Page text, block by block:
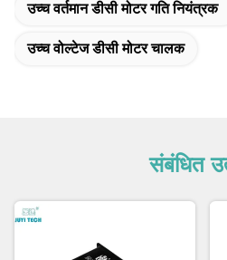
उच्च वर्तमान डीसी मोटर गति नियंत्रक
उच्च वोल्टेज डीसी मोटर चालक
संबंधित